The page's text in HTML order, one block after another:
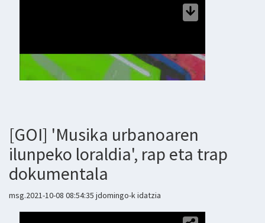
[GOI] 'Musika urbanoaren
ilunpeko loraldia', rap eta trap
dokumentala
msg.2021-10-08 08:54:35 jdomingo-k idatzia